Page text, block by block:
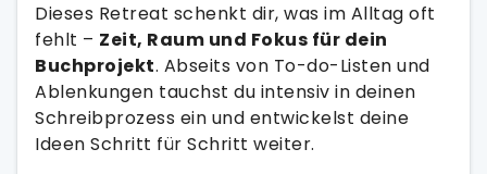
Dieses Retreat schenkt dir, was im Alltag oft
fehlt – Zeit, Raum und Fokus für dein
Buchprojekt. Abseits von To-do-Listen und
Ablenkungen tauchst du intensiv in deinen
Schreibprozess ein und entwickelst deine
Ideen Schritt für Schritt weiter.